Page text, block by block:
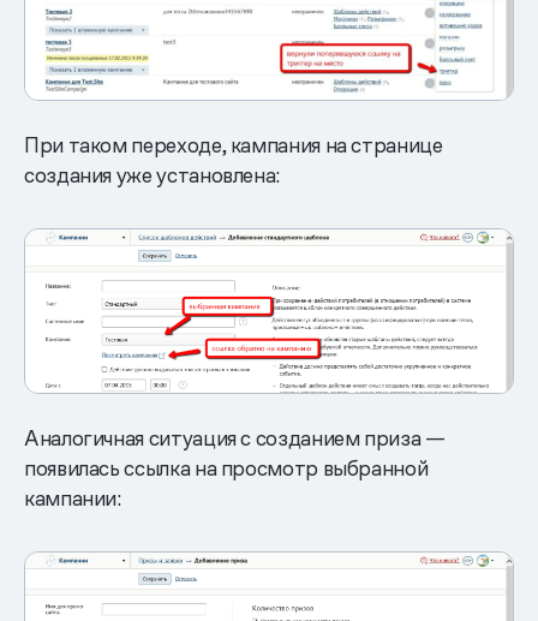
При таком переходе, кампания на странице
создания уже установлена:
Аналогичная ситуация с созданием приза —
появилась ссылка на просмотр выбранной
кампании: